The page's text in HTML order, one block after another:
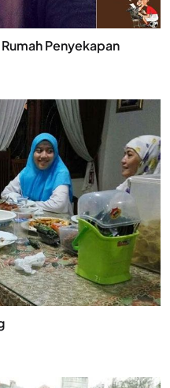
Penyekapan